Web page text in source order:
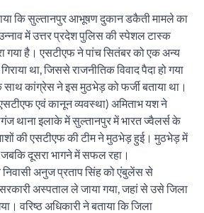
कि सुल्तानपुर आभूषण दुकान डकैती मामले का
में उत्तर प्रदेश पुलिस की स्पेशल टास्क
गया है। एसटीएफ ने पांच सितंबर को एक अन्य
था, जिससे राजनीतिक विवाद पैदा हो गया
साथ कांग्रेस ने इस मुठभेड़ को फर्जी बताया था।
एवं कानून व्यवस्था) अमिताभ यश ने
थाना इलाके में सुल्तानपुर में भारत ज्वैलर्स के
की एसटीएफ की टीम ने मुठभेड़ हुई। मुठभेड़ में
दूसरा भागने में सफल रहा।
अनुज प्रताप सिंह को एंबुलेंस से
अस्पताल ले जाया गया, जहां से उसे जिला
वरिष्ठ अधिकारी ने बताया कि जिला